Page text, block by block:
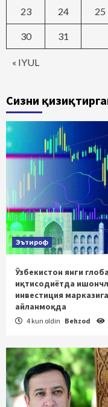
« IYUL
23 24 25
30 31
Сизни
Эътироф
Ўзбекистон янги
иқтисодиётда
инвестиция марказига
айланмоқда
4 kun oldin Behzod